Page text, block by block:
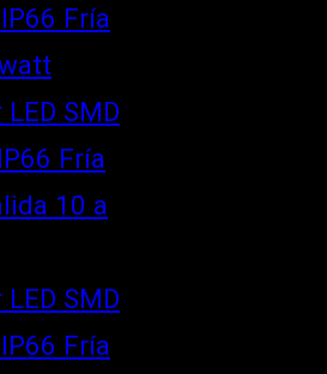
Fría
SMD
Fría
10 a
SMD
Fría